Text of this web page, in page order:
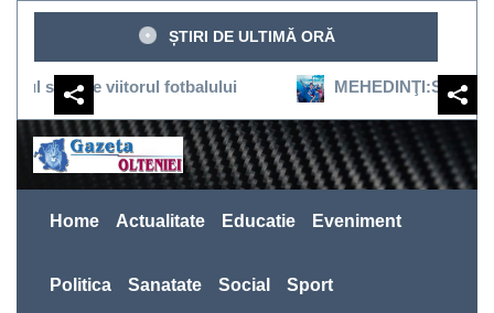
Sari
conținut
ȘTIRI DE ULTIMĂ ORĂ
viitorul fotbalului MEHEDINŢI:SEVERINUL
Home Actualitate Educatie Eveniment
Politica Sanatate Social Sport